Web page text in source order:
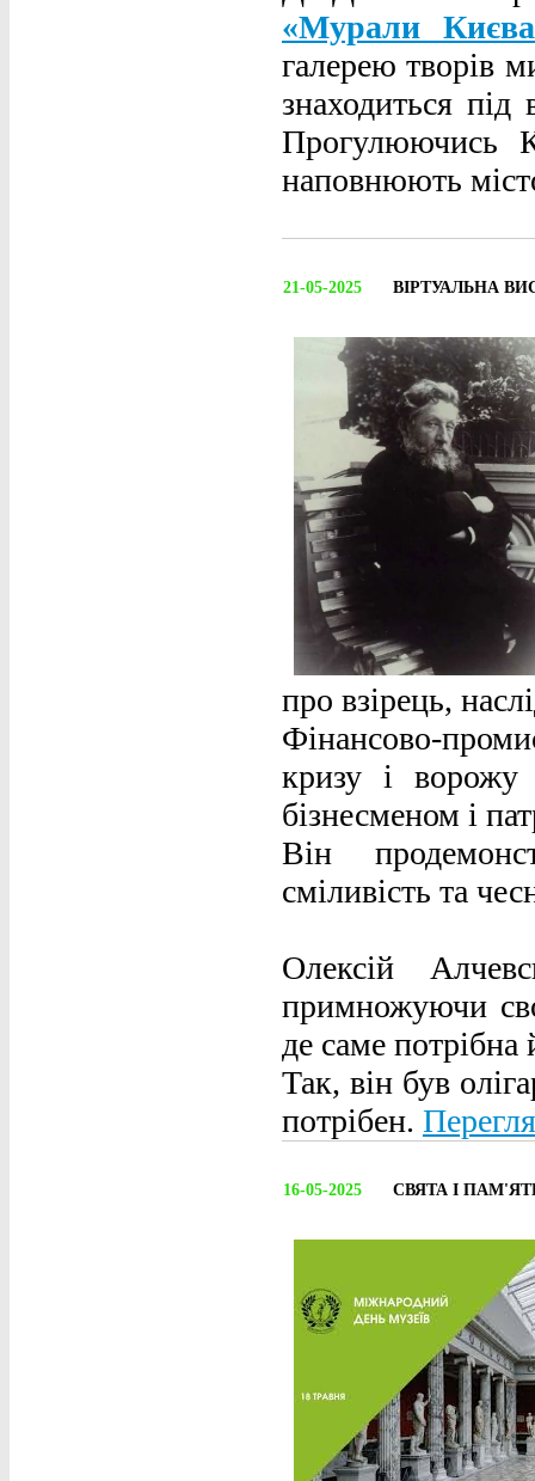
«Мурали
галерею творів
знаходиться
Прогулюючись
наповнюють
21-05-2025 ВІРТУАЛЬНА
про взірець,
Фінансово-
кризу і
бізнесменом і
Він
сміливість та
Олексій
примножуючи
де саме
Так, він був
потрібен.
16-05-2025 СВЯТА І